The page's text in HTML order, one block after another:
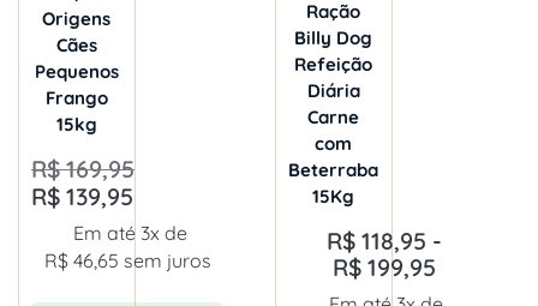
Origens
Cães
Pequenos
Frango
15kg
R$169,95
R$ 139,95
Em até 3x de
R$46,65 sem juros
Ração
Billy Dog
Refeição
Diária
Carne
com
Beterraba
15Kg
R$118,95 -
R$199,95